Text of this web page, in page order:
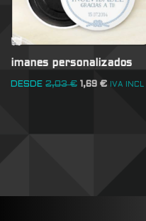
imanes personalizados
DESDE 2,03€ 1,69 € IVA INCL